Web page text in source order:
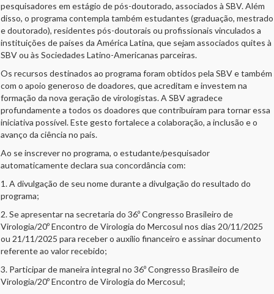
pesquisadores em estágio de pós-doutorado, associados à SBV. Além
disso, o programa contempla também estudantes (graduação, mestrado
e doutorado), residentes pós-doutorais ou profissionais vinculados a
instituições de países da América Latina, que sejam associados quites à
SBV ou às Sociedades Latino-Americanas parceiras.
Os recursos destinados ao programa foram obtidos pela SBV e também
com o apoio generoso de doadores, que acreditam e investem na
formação da nova geração de virologistas. A SBV agradece
profundamente a todos os doadores que contribuíram para tornar essa
iniciativa possível. Este gesto fortalece a colaboração, a inclusão e o
avanço da ciência no país.
Ao se inscrever no programa, o estudante/pesquisador
automaticamente declara sua concordância com:
1. A divulgação de seu nome durante a divulgação do resultado do
programa;
2. Se apresentar na secretaria do 36º Congresso Brasileiro de
Virologia/20º Encontro de Virologia do Mercosul nos dias 20/11/2025
ou 21/11/2025 para receber o auxílio financeiro e assinar documento
referente ao valor recebido;
3. Participar de maneira integral no 36º Congresso Brasileiro de
Virologia/20º Encontro de Virologia do Mercosul;